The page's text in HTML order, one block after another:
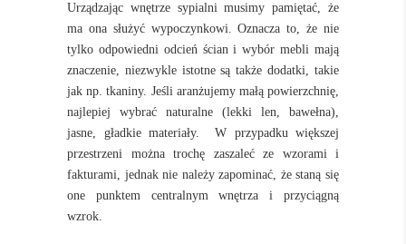
Urządzając wnętrze sypialni musimy pamiętać, że
ma ona służyć wypoczynkowi. Oznacza to, że nie
tylko odpowiedni odcień ścian i wybór mebli mają
znaczenie, niezwykle istotne są także dodatki, takie
jak np. tkaniny. Jeśli aranżujemy małą powierzchnię,
najlepiej wybrać naturalne (lekki len, bawełna),
jasne, gładkie materiały. W przypadku większej
przestrzeni można trochę zaszaleć ze wzorami i
fakturami, jednak nie należy zapominać, że staną się
one punktem centralnym wnętrza i przyciągną
wzrok.